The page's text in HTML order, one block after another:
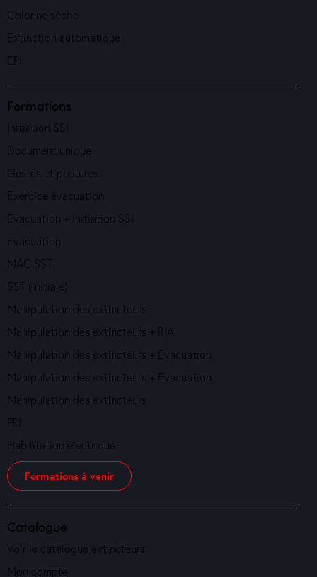
Colonne sèche
Extinction automatique
EPI
Formations
Initiation SSI
Document unique
Gestes et postures
Exercice évacuation
Evacuation + Initiation SSI
Evacuation
MAC SST
SST (initiale)
Manipulation des extincteurs
Manipulation des extincteurs + RIA
Manipulation des extincteurs + Evacuation
Manipulation des extincteurs + Evacuation
Manipulation des extincteurs
PPI
Habilitation électrique
Formations à venir
Catalogue
Voir le catalogue extincteurs
Mon compte